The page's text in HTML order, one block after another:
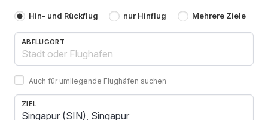
Hin- und Rückflug nur Hinflug Mehrere Ziele
ABFLUGORT
Auch für umliegende Flughäfen suchen
ZIEL